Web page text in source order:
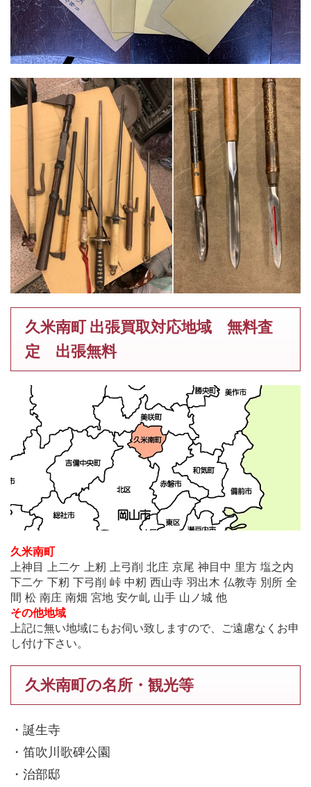
久米南町 出張買取対応地域 無料査
定 出張無料
久米南町
上神目 上二ケ 上籾 上弓削 北庄 京尾 神目中 里方 塩之内
下二ケ 下籾 下弓削 峠 中籾 西山寺 羽出木 仏教寺 別所 全
間 松 南庄 南畑 宮地 安ケ乢 山手 山ノ城 他
その他地域
上記に無い地域にもお伺い致しますので、ご遠慮なくお申
し付け下さい。
久米南町の名所・観光等
・誕生寺
・笛吹川歌碑公園
・治部邸